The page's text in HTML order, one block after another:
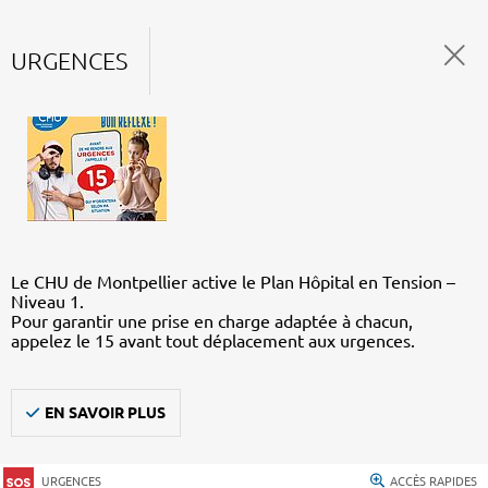
URGENCES
Le CHU de Montpellier active le Plan Hôpital en Tension –
Niveau 1.
Pour garantir une prise en charge adaptée à chacun,
appelez le 15 avant tout déplacement aux urgences.
EN SAVOIR PLUS
URGENCES ACCÈS RAPIDES